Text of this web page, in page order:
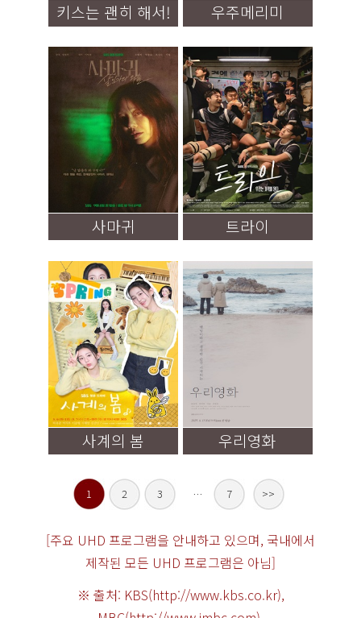
키스는 괜히 해서! 우주메리미
사마귀 트라이
사계의 봄 우리영화
1 2 3 … 7 >>
[주요 UHD 프로그램을 안내하고 있으며, 국내에서
제작된 모든 UHD 프로그램은 아님]
※ 출처: KBS(http://www.kbs.co.kr),